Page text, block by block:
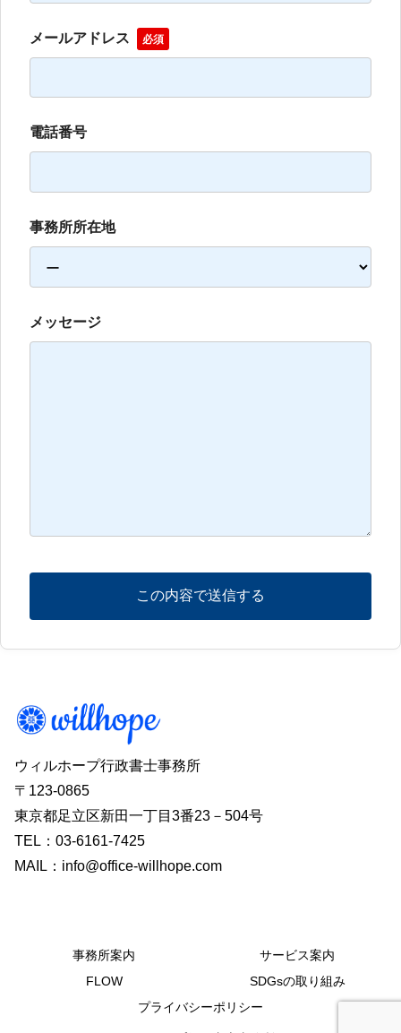
メールアドレス 必須
電話番号
事務所所在地
メッセージ
ウィルホープ行政書士事務所
〒123-0865
東京都足立区新田一丁目3番23－504号
TEL：03-6161-7425
MAIL：info@office-willhope.com
事務所案内
サービス案内
FLOW
SDGsの取り組み
プライバシーポリシー